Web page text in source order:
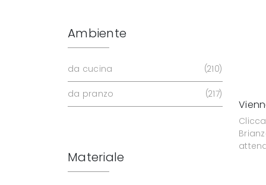
Ambiente
da cucina 210
da pranzo 217
Materiale